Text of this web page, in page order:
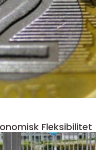
Fleksibilitet